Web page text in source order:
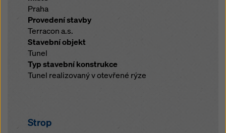
Praha
Provedení stavby
Terracon a.s.
Stavební objekt
Tunel
Typ stavební konstrukce
Tunel realizovaný v otevřené rýze
Strop